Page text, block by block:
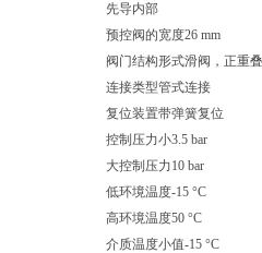
先导内部
预控阀的宽度26 mm
阀门结构形式滑阀，正重叠
连接类型管式连接
复位装置带弹簧复位
控制压力小3.5 bar
大控制压力10 bar
低环境温度-15 °C
高环境温度50 °C
介质温度小值-15 °C